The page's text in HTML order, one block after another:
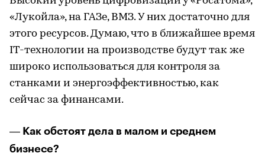
«Лукойла», на ГАЗе, ВМЗ. У них достаточно для
этого ресурсов. Думаю, что в ближайшее время
IT-технологии на производстве будут так же
широко использоваться для контроля за
станками и энергоэффективностью, как
сейчас за финансами.
— Как обстоят дела в малом и среднем
бизнесе?